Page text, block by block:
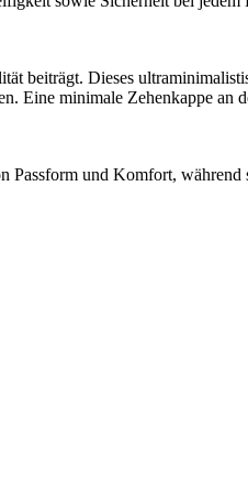
beiträgt. Dieses
Eine minimale Zehenkappe an
und Komfort,